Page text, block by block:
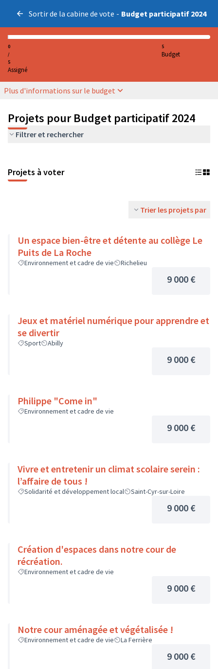
Sortir de la cabine de vote - Budget participatif 2024
0
/
5
Assigné
5
Budget
Plus d'informations sur le budget
Projets pour Budget participatif 2024
Filtrer et rechercher
Projets à voter
Trier les projets par
Un espace bien-être et détente au collège Le
Puits de La Roche
Environnement et cadre de vie Richelieu
9 000 €
Jeux et matériel numérique pour apprendre et
se divertir
Sport Abilly
9 000 €
Philippe "Come in"
Environnement et cadre de vie
9 000 €
Vivre et entretenir un climat scolaire serein :
l’affaire de tous !
Solidarité et développement local Saint-Cyr-sur-Loire
9 000 €
Création d'espaces dans notre cour de
récréation.
Environnement et cadre de vie
9 000 €
Notre cour aménagée et végétalisée !
Environnement et cadre de vie La Ferrière
9 000 €